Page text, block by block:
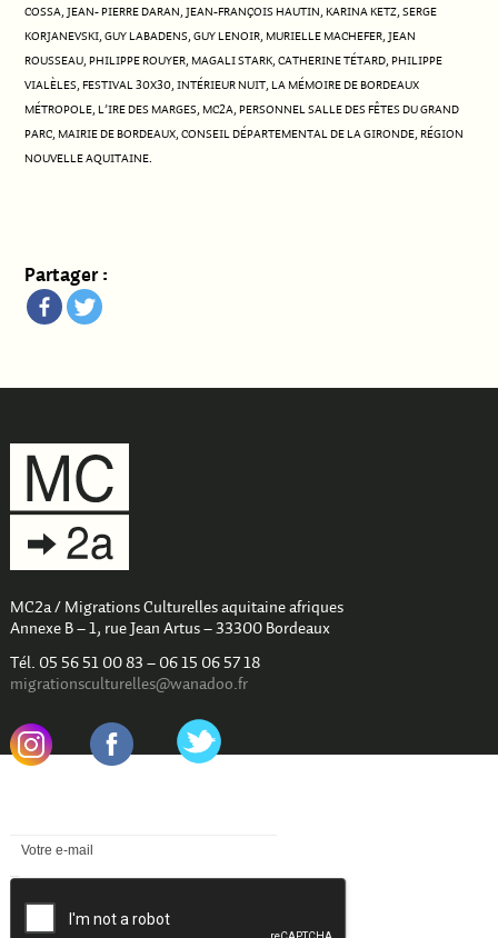
COSSA, JEAN- PIERRE DARAN, JEAN-FRANÇOIS HAUTIN, KARINA KETZ, SERGE
KORJANEVSKI, GUY LABADENS, GUY LENOIR, MURIELLE MACHEFER, JEAN
ROUSSEAU, PHILIPPE ROUYER, MAGALI STARK, CATHERINE TÉTARD, PHILIPPE
VIALÈLES, FESTIVAL 30X30, INTÉRIEUR NUIT, LA MÉMOIRE DE BORDEAUX
MÉTROPOLE, L’IRE DES MARGES, MC2A, PERSONNEL SALLE DES FÊTES DU GRAND
PARC, MAIRIE DE BORDEAUX, CONSEIL DÉPARTEMENTAL DE LA GIRONDE, RÉGION
NOUVELLE AQUITAINE.
Partager :
MC2a / Migrations Culturelles aquitaine afriques
Annexe B – 1, rue Jean Artus – 33300 Bordeaux
Tél. 05 56 51 00 83 – 06 15 06 57 18
migrationsculturelles@wanadoo.fr